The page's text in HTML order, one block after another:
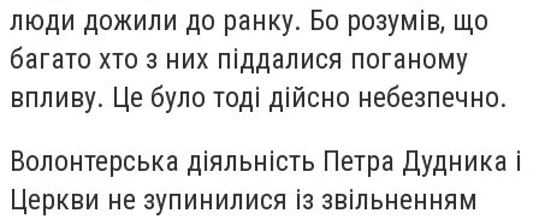
люди дожили до ранку. Бо розумів, що
багато хто з них піддалися поганому
впливу. Це було тоді дійсно небезпечно.
Волонтерська діяльність Петра Дудника і
Церкви не зупинилися із звільненням